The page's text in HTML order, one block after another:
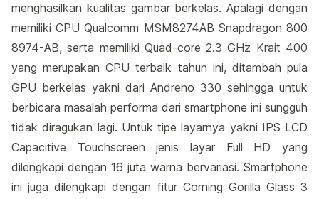
menghasilkan kualitas gambar berkelas. Apalagi dengan
memiliki CPU Qualcomm MSM8274AB Snapdragon 800
8974-AB, serta memiliki Quad-core 2.3 GHz Krait 400
yang merupakan CPU terbaik tahun ini, ditambah pula
GPU berkelas yakni dari Andreno 330 sehingga untuk
berbicara masalah performa dari smartphone ini sungguh
tidak diragukan lagi. Untuk tipe layarnya yakni IPS LCD
Capacitive Touchscreen jenis layar Full HD yang
dilengkapi dengan 16 juta warna bervariasi. Smartphone
ini juga dilengkapi dengan fitur Corning Gorilla Glass 3